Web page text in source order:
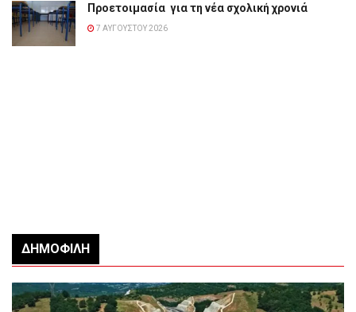
Προετοιμασία για τη νέα σχολική χρονιά
7 ΑΥΓΟΎΣΤΟΥ 2026
ΔΗΜΟΦΙΛΉ